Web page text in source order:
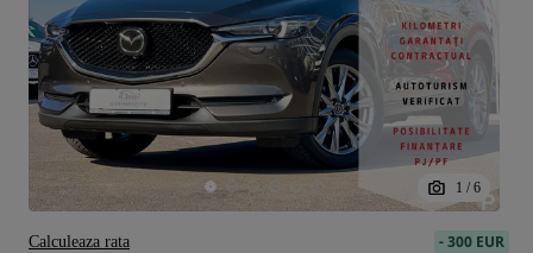
1 / 6
-300 EUR
Calculeaza rata